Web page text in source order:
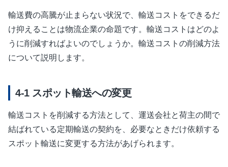
輸送費の高騰が止まらない状況で、輸送コストをできるだ
け抑えることは物流企業の命題です。輸送コストはどのよ
うに削減すればよいのでしょうか。輸送コストの削減方法
について説明します。
スポット輸送への変更
輸送コストを削減する方法として、運送会社と荷主の間で
結ばれている定期輸送の契約を、必要なときだけ依頼する
スポット輸送に変更する方法があげられます。